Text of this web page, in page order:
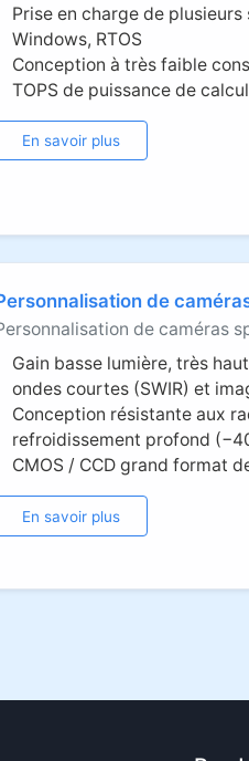
Prise en charge de plusieurs
Windows, RTOS
Conception à très faible
TOPS de puissance de calcul
En savoir plus
de
de caméras
Gain basse lumière, très
ondes courtes (SWIR) et
Conception résistante aux
refroidissement profond
CMOS / CCD grand format
En savoir plus